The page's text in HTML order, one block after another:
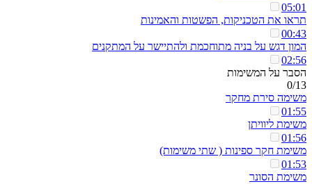
05:01
תראו את הטכניקות, הפשטות והאמינות
00:43
המון דגש על בניה מתוחכמת ולהתיישר על המתקנים
02:56
הסבר על המשימות
0/13
משימה סירת מחקר
01:55
משימת ליוויתן
01:56
משימת חקר ספינות ( שתי משימות)
01:53
משימת הסונר